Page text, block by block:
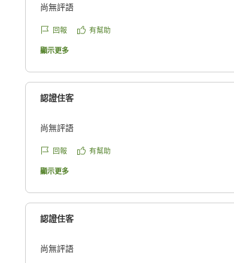
尚無評語
回報 有幫助
顯示更多
認證住客
尚無評語
回報 有幫助
顯示更多
認證住客
尚無評語